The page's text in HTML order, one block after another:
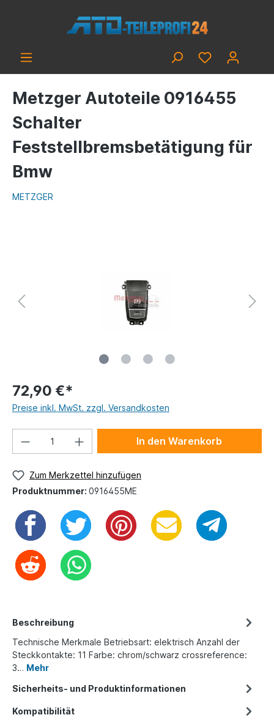
Metzger Autoteile 0916455
Schalter
Feststellbremsbetätigung für
Bmw
METZGER
72,90 €*
Preise inkl. MwSt. zzgl. Versandkosten
In den Warenkorb
Zum Merkzettel hinzufügen
Produktnummer: 0916455ME
Beschreibung
Technische Merkmale Betriebsart: elektrisch Anzahl der
Steckkontakte: 11 Farbe: chrom/schwarz crossreference:
3… Mehr
Sicherheits- und Produktinformationen
Kompatibilität